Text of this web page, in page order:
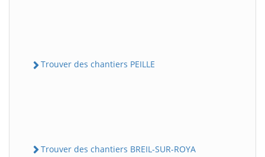
Trouver des chantiers PEILLE
Trouver des chantiers BREIL-SUR-ROYA